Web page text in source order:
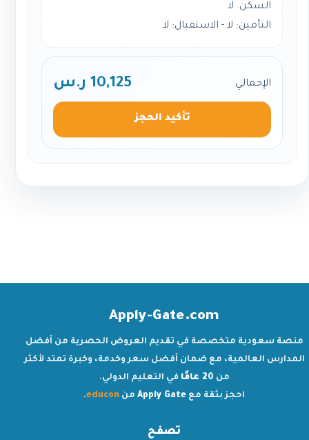
السكن: لا
التأمين: لا - الاستقبال: لا
الإجمالي 10,125 ر.س
تأكيد الحجز
Apply-Gate.com
منصة سعودية متخصصة في تقديم العروض الحصرية من أفضل
المدارس العالمية، مع ضمان أفضل سعر وخدمة، وخبرة تمتد لأكثر
من 20 عامًا
في التعليم الدولي.
احجز بثقة مع Apply Gate من educon
.
تصفح